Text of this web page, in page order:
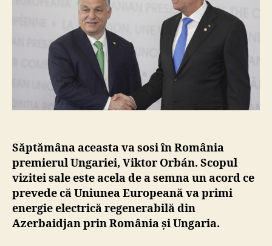
Săptămâna aceasta va sosi în România
premierul Ungariei, Viktor Orbán. Scopul
vizitei sale este acela de a semna un acord ce
prevede că Uniunea Europeană va primi
energie electrică regenerabilă din
Azerbaidjan prin România și Ungaria.